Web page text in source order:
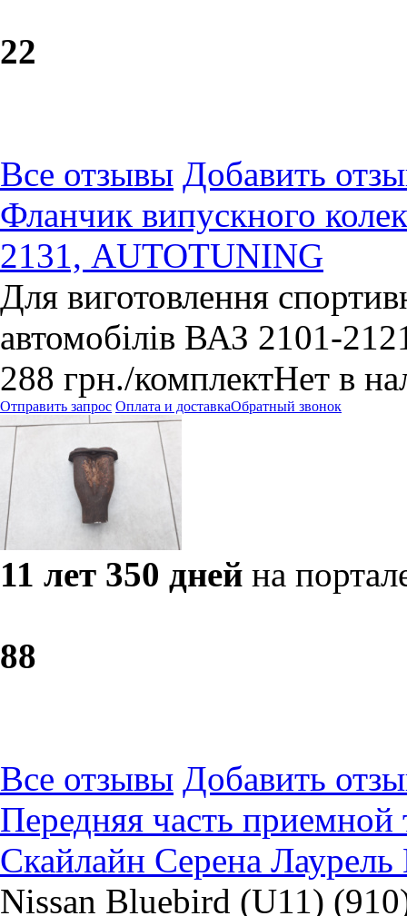
22
Все отзывы Добавить
Фланчик випускного
2131, AUTOTUNING
Для виготовлення
автомобілів ВАЗ 2101-
288 грн./комплектНет в
Отправить запрос Оплата и доставкаОбратный звонок
11 лет 350 дней на
88
Все отзывы Добавить
Передняя часть
Скайлайн Серена Лаурель
Nissan Bluebird (U11)